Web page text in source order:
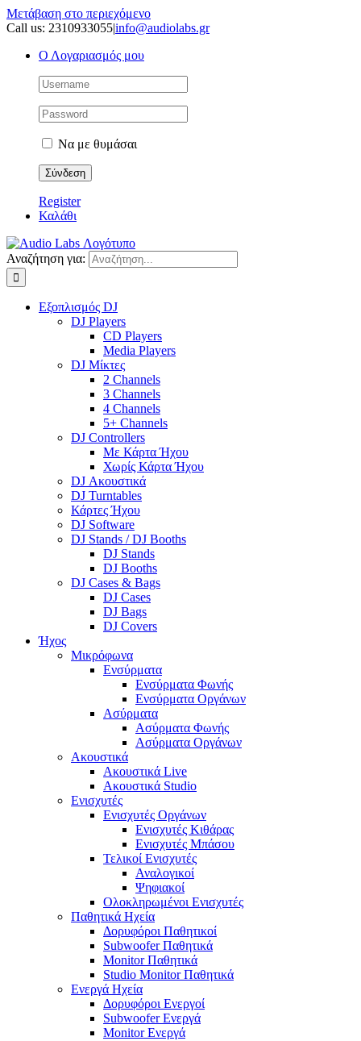
Μετάβαση στο περιεχόμενο
Call us: 2310933055|info@audiolabs.gr
Ο Λογαριασμός μου
Να με θυμάσαι
Register
Καλάθι
Αναζήτηση για:
Εξοπλισμός DJ
DJ Players
CD Players
Media Players
DJ Μίκτες
2 Channels
3 Channels
4 Channels
5+ Channels
DJ Controllers
Με Κάρτα Ήχου
Χωρίς Κάρτα Ήχου
DJ Ακουστικά
DJ Turntables
Κάρτες Ήχου
DJ Software
DJ Stands / DJ Booths
DJ Stands
DJ Booths
DJ Cases & Bags
DJ Cases
DJ Bags
DJ Covers
Ήχος
Μικρόφωνα
Ενσύρματα
Ενσύρματα Φωνής
Ενσύρματα Οργάνων
Ασύρματα
Ασύρματα Φωνής
Ασύρματα Οργάνων
Ακουστικά
Ακουστικά Live
Ακουστικά Studio
Ενισχυτές
Ενισχυτές Οργάνων
Ενισχυτές Κιθάρας
Ενισχυτές Μπάσου
Τελικοί Ενισχυτές
Αναλογικοί
Ψηφιακοί
Ολοκληρωμένοι Ενισχυτές
Παθητικά Ηχεία
Δορυφόροι Παθητικοί
Subwoofer Παθητικά
Monitor Παθητικά
Studio Monitor Παθητικά
Ενεργά Ηχεία
Δορυφόροι Ενεργοί
Subwoofer Ενεργά
Monitor Ενεργά